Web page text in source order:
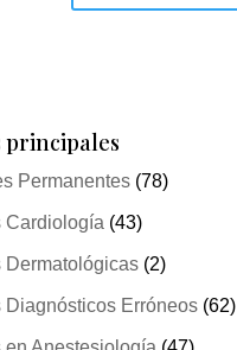
principales
Permanentes(78)
Cardiología (43)
Dermatológicas(2)
Diagnósticos Erróneos(62)